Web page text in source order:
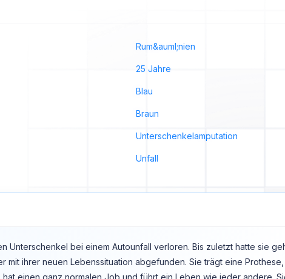
Rum&auml;nien
25 Jahre
Blau
Braun
Unterschenkelamputation
Unfall
Unterschenkel bei einem Autounfall verloren. Bis zuletzt hatte sie
mit ihrer neuen Lebenssituation abgefunden. Sie trägt eine